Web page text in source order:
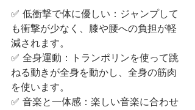
✅ 低衝撃で体に優しい：ジャンプして
も衝撃が少なく、膝や腰への負担が軽
減されます。
✅ 全身運動：トランポリンを使って跳
ねる動きが全身を動かし、全身の筋肉
を使います。
✅ 音楽と一体感：楽しい音楽に合わせ